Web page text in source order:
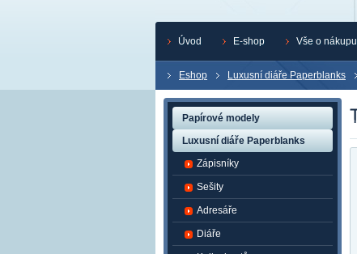
Eshop Luxusní diáře Paperblanks
Papírové modely
Luxusní diáře Paperblanks
Zápisníky
Sešity
Adresáře
Diáře
Úvod E-shop Vše o nákupu